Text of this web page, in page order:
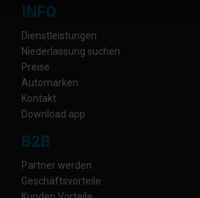
INFO
Dienstleistungen
Niederlassung suchen
Preise
Automarken
Kontakt
Download app
B2B
Partner werden
Geschäftsvorteile